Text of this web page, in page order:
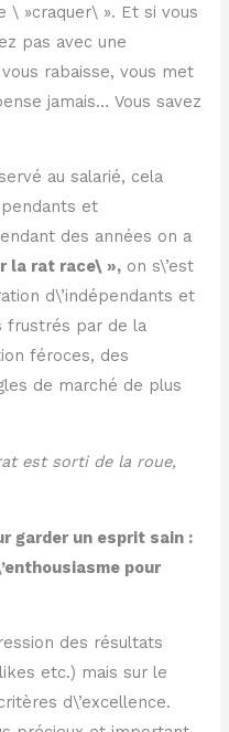
\ »craquer\ ». Et si vous
pas avec une
rabaisse, vous met
jamais… Vous savez
au salarié, cela
et
des années on a
la rat race\ », on s\’est
d\’indépendants et
frustrés par de la
féroces, des
de marché de plus
est sorti de la roue,
garder un esprit sain :
pour
des résultats
etc.) mais sur le
d\’excellence.